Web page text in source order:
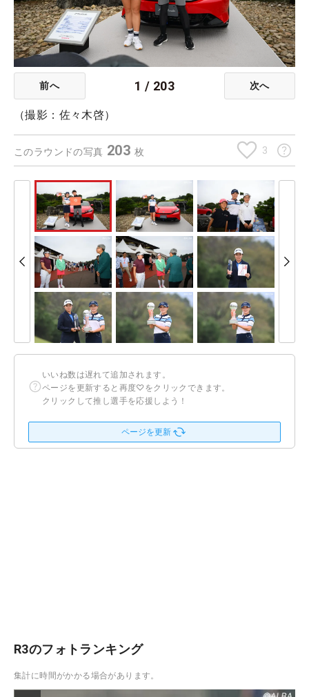
前へ 1 / 203 次へ
（撮影：佐々木啓）
このラウンドの写真 203 枚 3
いいね数は遅れて追加されます。
ページを更新すると再度♡をクリックできます。
クリックして推し選手を応援しよう！
ページを更新
R3のフォトランキング
集計に時間がかかる場合があります。